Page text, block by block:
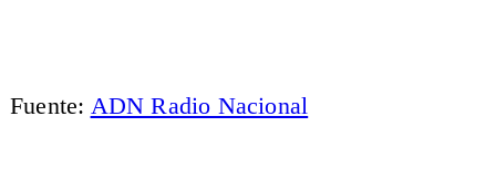
Fuente: ADN Radio Nacional